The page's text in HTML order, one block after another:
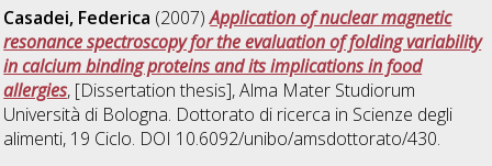
Casadei, Federica (2007)Application of nuclear magnetic
resonance spectroscopy for the evaluation of folding variability
in calcium binding proteins and its implications in food
allergies, [Dissertation thesis], Alma Mater Studiorum
Università di Bologna. Dottorato di ricerca in Scienze degli
alimenti, 19 Ciclo. DOI 10.6092/unibo/amsdottorato/430.